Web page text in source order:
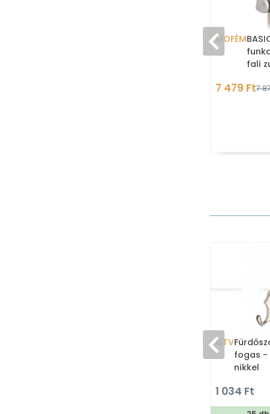
MOFÉM
fali
7 479 Ft7
GTV
fogas -
nikkel
1 034 Ft